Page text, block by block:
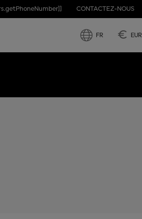
CONTACTEZ-NOUS
FR € EUR